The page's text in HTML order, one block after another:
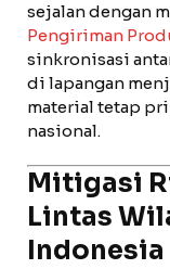
sejalan dengan
Pengiriman
sinkronisasi
di lapangan
material tetap
nasional.
Mitigasi
Lintas
Indonesia